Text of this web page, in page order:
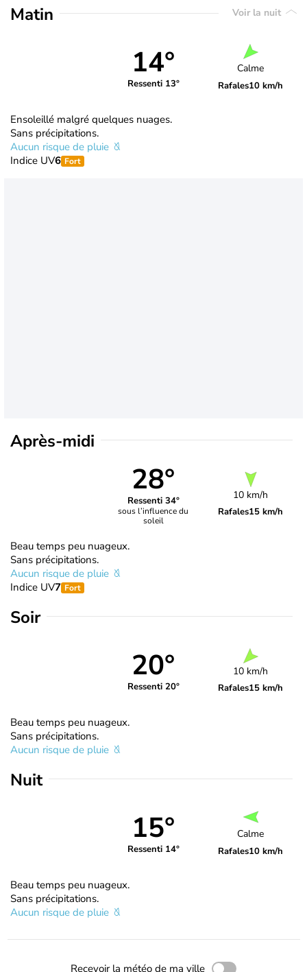
Matin Voir la nuit
14°
Ressenti 13°
Calme
Rafales10 km/h
Ensoleillé malgré quelques nuages.
Sans précipitations.
Aucun risque de pluie
Indice UV6 Fort
Après-midi
28°
Ressenti 34°
sous l’influence du
soleil
10 km/h
Rafales15 km/h
Beau temps peu nuageux.
Sans précipitations.
Aucun risque de pluie
Indice UV7 Fort
Soir
20°
Ressenti 20°
10 km/h
Rafales15 km/h
Beau temps peu nuageux.
Sans précipitations.
Aucun risque de pluie
Nuit
15°
Ressenti 14°
Calme
Rafales10 km/h
Beau temps peu nuageux.
Sans précipitations.
Aucun risque de pluie
Recevoir la météo de ma ville